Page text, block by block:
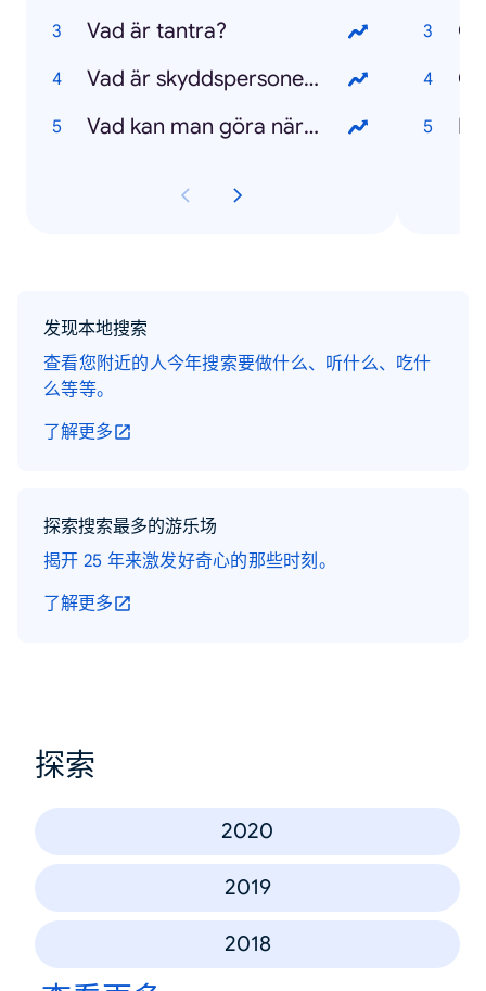
Vad är tantra?
Vad är skyddspersoner?
Vad kan man göra när man har tråkigt?
发现本地搜索
查看您附近的人今年搜索要做什么、听什么、吃什
么等等。
了解更多
探索搜索最多的游乐场
揭开 25 年来激发好奇心的那些时刻。
了解更多
探索
2020
2019
2018